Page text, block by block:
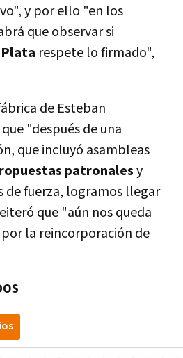
y por ello "en los
que observar si
respete lo firmado",
de Esteban
"después de una
que incluyó asambleas
patronalesy
de fuerza, logramos llegar
que "aún nos queda
la reincorporación de